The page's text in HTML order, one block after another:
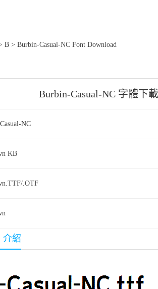
B > Burbin-Casual-NC Font Download
Burbin-Casual-NC 字體下載
NC
KB
.OTF
介紹